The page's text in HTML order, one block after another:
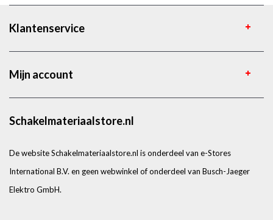
Klantenservice
Mijn account
Schakelmateriaalstore.nl
De website Schakelmateriaalstore.nl is onderdeel van e-Stores
International B.V. en geen webwinkel of onderdeel van Busch-Jaeger
Elektro GmbH.